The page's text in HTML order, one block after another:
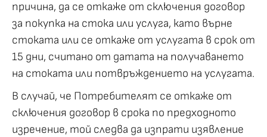
причина, да се откаже от сключения договор
за покупка на стока или услуга, като върне
стоката или се откаже от услугата в срок от
15 дни, считано от датата на получаването
на стоката или потвръждението на услугата.
В случай, че Потребителят се откаже от
сключения договор в срока по предходното
изречение, той следва да изпрати изявление